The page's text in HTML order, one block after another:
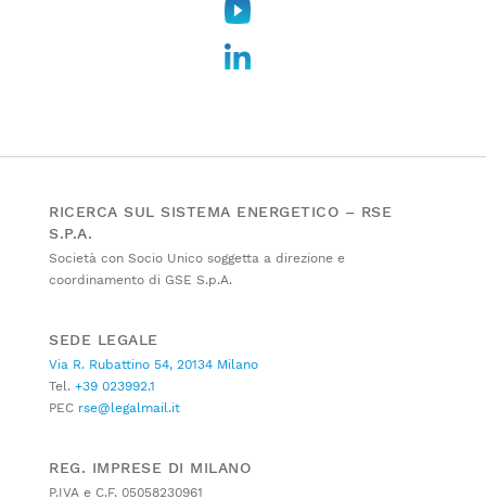
RICERCA SUL SISTEMA ENERGETICO – RSE
S.P.A.
Società con Socio Unico soggetta a direzione e
coordinamento di GSE S.p.A.
SEDE LEGALE
Via R. Rubattino 54, 20134 Milano
Tel. +39 023992.1
PEC rse@legalmail.it
REG. IMPRESE DI MILANO
P.IVA e C.F. 05058230961